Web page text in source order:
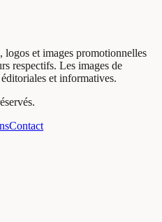
logos et images promotionnelles
respectifs. Les images de
et informatives.
Contact